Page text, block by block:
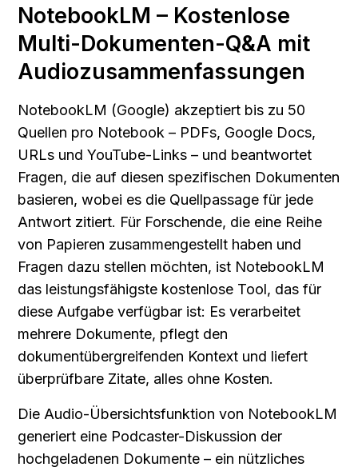
NotebookLM – Kostenlose
Multi-Dokumenten-Q&A mit
Audiozusammenfassungen
NotebookLM (Google) akzeptiert bis zu 50
Quellen pro Notebook – PDFs, Google Docs,
URLs und YouTube-Links – und beantwortet
Fragen, die auf diesen spezifischen Dokumenten
basieren, wobei es die Quellpassage für jede
Antwort zitiert. Für Forschende, die eine Reihe
von Papieren zusammengestellt haben und
Fragen dazu stellen möchten, ist NotebookLM
das leistungsfähigste kostenlose Tool, das für
diese Aufgabe verfügbar ist: Es verarbeitet
mehrere Dokumente, pflegt den
dokumentübergreifenden Kontext und liefert
überprüfbare Zitate, alles ohne Kosten.
Die Audio-Übersichtsfunktion von NotebookLM
generiert eine Podcaster-Diskussion der
hochgeladenen Dokumente – ein nützliches